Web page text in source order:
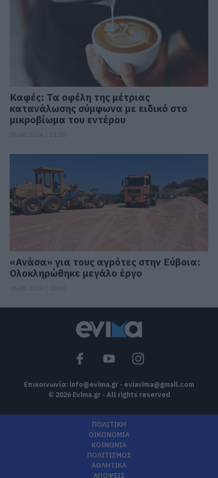
Καφές: Τα οφέλη της μέτριας
κατανάλωσης σύμφωνα με ειδικό στο
μικροβίωμα του εντέρου
«Ανάσα» για τους αγρότες στην Εύβοια:
Ολοκληρώθηκε μεγάλο έργο
Επικοινωνία: info@evima.gr - eviavima@gmail.com
© 2026 Evima.gr - All rights reserved
ΠΟΛΙΤΙΚΗ
ΟΙΚΟΝΟΜΙΑ
ΚΟΙΝΩΝΙΑ
ΠΟΛΙΤΙΣΜΟΣ
ΑΘΛΗΤΙΚΑ
ΑΠΟΨΕΙΣ